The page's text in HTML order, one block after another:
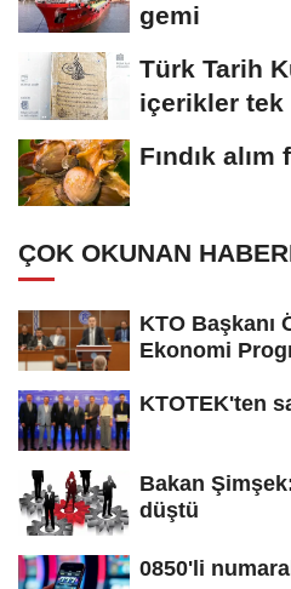
gemi
Türk Tarih
içerikler
Fındık alım
ÇOK OKUNAN
KTO Başkanı
Ekonomi
KTOTEK'ten
Bakan
düştü
0850'li